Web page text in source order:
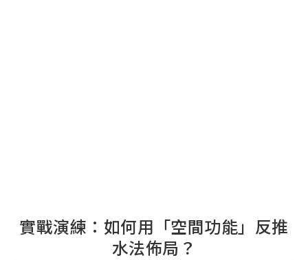
實戰演練：如何用「空間功能」反推
水法佈局？